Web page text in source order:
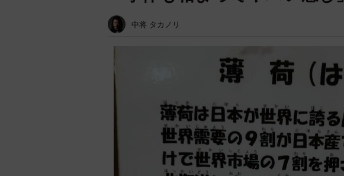
中将 タカノリ